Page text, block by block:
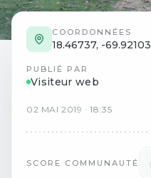
COORDONNÉES
18.46737, -69.92103
PUBLIÉ PAR
Visiteur web
02 MAI 2019 ·18:35
SCORE COMMUNAUTÉ